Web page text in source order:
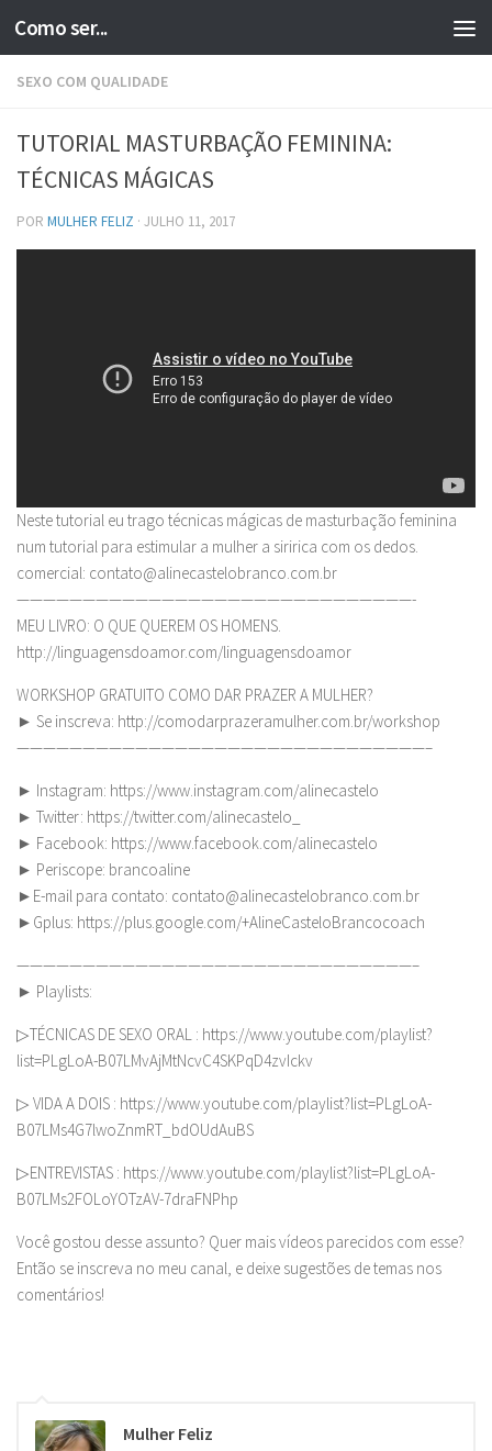
Skip to content
Como ser...
SEXO COM QUALIDADE
TUTORIAL MASTURBAÇÃO FEMININA:
TÉCNICAS MÁGICAS
POR MULHER FELIZ · JULHO 11, 2017
Neste tutorial eu trago técnicas mágicas de masturbação feminina
num tutorial para estimular a mulher a siririca com os dedos.
comercial: contato@alinecastelobranco.com.br
——————————————————————————————-
MEU LIVRO: O QUE QUEREM OS HOMENS.
http://linguagensdoamor.com/linguagensdoamor
WORKSHOP GRATUITO COMO DAR PRAZER A MULHER?
► Se inscreva: http://comodarprazeramulher.com.br/workshop
———————————————————————————————–
► Instagram: https://www.instagram.com/alinecastelo
► Twitter: https://twitter.com/alinecastelo_
► Facebook: https://www.facebook.com/alinecastelo
► Periscope: brancoaline
►E-mail para contato: contato@alinecastelobranco.com.br
►Gplus: https://plus.google.com/+AlineCasteloBrancocoach
——————————————————————————————–
► Playlists:
▷TÉCNICAS DE SEXO ORAL : https://www.youtube.com/playlist?
list=PLgLoA-B07LMvAjMtNcvC4SKPqD4zvIckv
▷ VIDA A DOIS : https://www.youtube.com/playlist?list=PLgLoA-
B07LMs4G7lwoZnmRT_bdOUdAuBS
▷ENTREVISTAS : https://www.youtube.com/playlist?list=PLgLoA-
B07LMs2FOLoYOTzAV-7draFNPhp
Você gostou desse assunto? Quer mais vídeos parecidos com esse?
Então se inscreva no meu canal, e deixe sugestões de temas nos
comentários!
Mulher Feliz